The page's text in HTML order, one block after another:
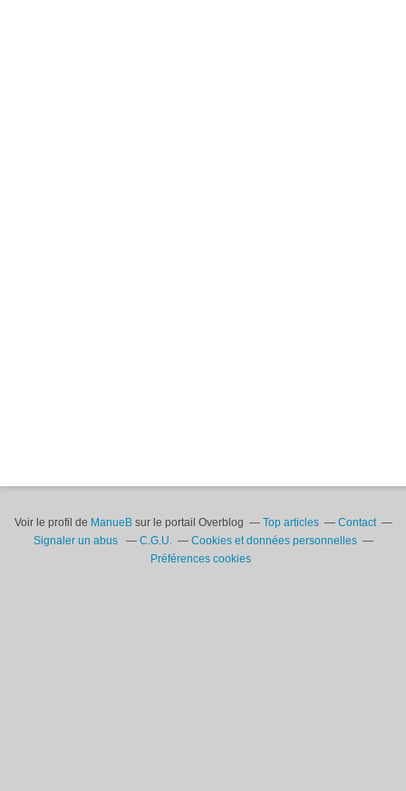
Voir le profil de ManueBsur le portail Overblog Top articles
Contact
Signaler un abus
C.G.U.
Cookies et données personnelles
Préférences cookies